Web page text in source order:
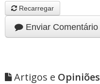
Recarregar
Enviar Comentário
Artigos e Opiniões